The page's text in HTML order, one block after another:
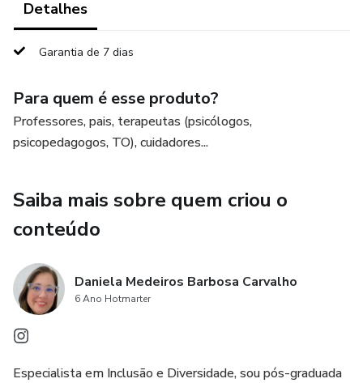
✔ Controlar impulsos
✔ Participar de jogos e conversas de forma adequada
✔ Promover autorregulação emocional
✔ Reduzir conflitos entre crianças
criança a entender quando é sua vez de falar, brincar,
participar e interagir, tudo de forma leve e concreta.
2️⃣ Jogo “Habilidades Sociais — Convivência e
Comunicação”
Detalhes
Garantia de 7 dias
Para quem é esse produto?
Professores, pais, terapeutas (psicólogos,
psicopedagogos, TO), cuidadores...
Saiba mais sobre quem criou o
conteúdo
Daniela Medeiros Barbosa Carvalho
6 Ano Hotmarter
Especialista em Inclusão e Diversidade, sou pós-graduada